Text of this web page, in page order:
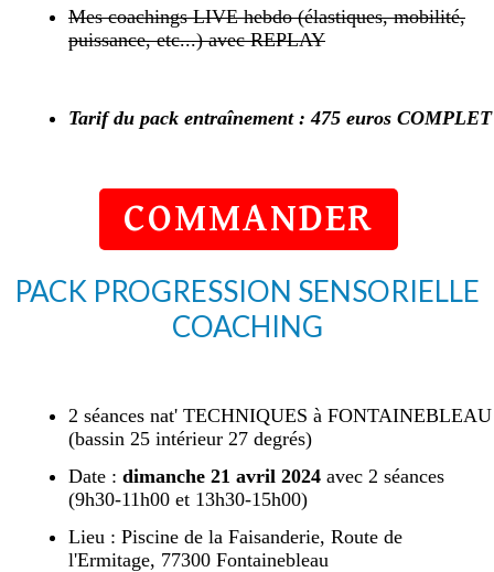
Mes coachings LIVE hebdo (élastiques, mobilité,
puissance, etc...) avec REPLAY
Tarif du pack entraînement : 475 euros COMPLET
COMMANDER
PACK PROGRESSION SENSORIELLE
COACHING
2 séances nat' TECHNIQUES à FONTAINEBLEAU
(bassin 25 intérieur 27 degrés)
Date : dimanche 21 avril 2024 avec 2 séances
(9h30-11h00 et 13h30-15h00)
Lieu : Piscine de la Faisanderie, Route de
l'Ermitage, 77300 Fontainebleau